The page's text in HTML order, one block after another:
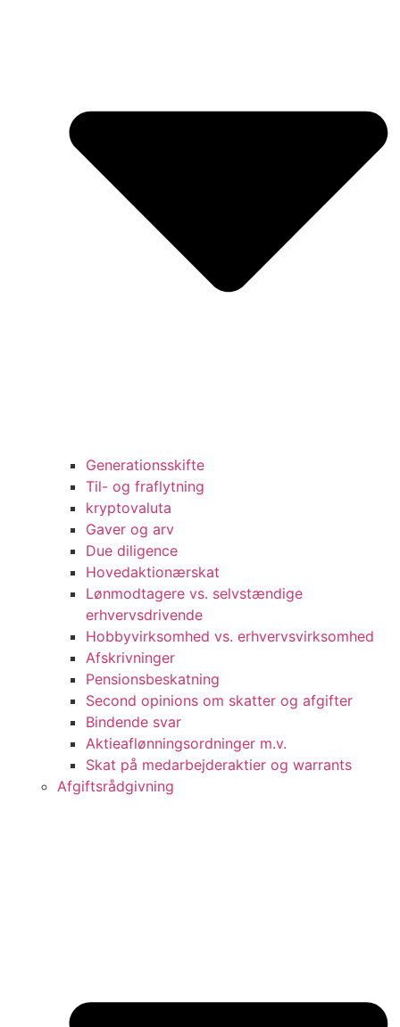
Generationsskifte
Til- og fraflytning
kryptovaluta
Gaver og arv
Due diligence
Hovedaktionærskat
Lønmodtagere vs. selvstændige
erhvervsdrivende
Hobbyvirksomhed vs. erhvervsvirksomhed
Afskrivninger
Pensionsbeskatning
Second opinions om skatter og afgifter
Bindende svar
Aktieaflønningsordninger m.v.
Skat på medarbejderaktier og warrants
Afgiftsrådgivning